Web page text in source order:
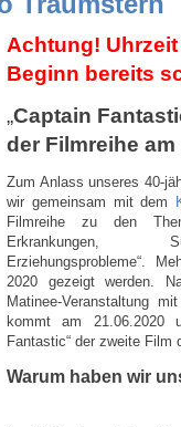
Achtung!
Beginn bereits
„Captain
der Filmreihe
Zum Anlass unseres 40-​
wir gemeinsam mit dem
Filmreihe zu den
Erkrankungen,
Erziehungsprobleme“.
2020 gezeigt werden.
Matinee-​Veranstaltung
kommt am 21.06.2020
Fantastic“ der zweite Film
Warum haben wir